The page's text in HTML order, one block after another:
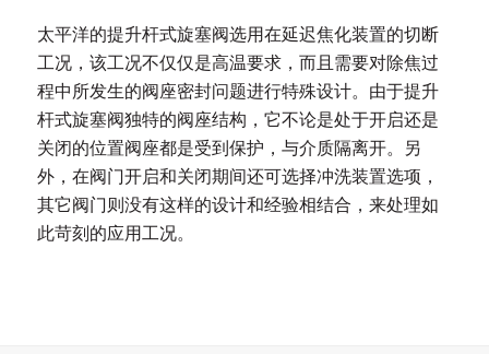
太平洋的提升杆式旋塞阀选用在延迟焦化装置的切断
工况，该工况不仅仅是高温要求，而且需要对除焦过
程中所发生的阀座密封问题进行特殊设计。由于提升
杆式旋塞阀独特的阀座结构，它不论是处于开启还是
关闭的位置阀座都是受到保护，与介质隔离开。另
外，在阀门开启和关闭期间还可选择冲洗装置选项，
其它阀门则没有这样的设计和经验相结合，来处理如
此苛刻的应用工况。